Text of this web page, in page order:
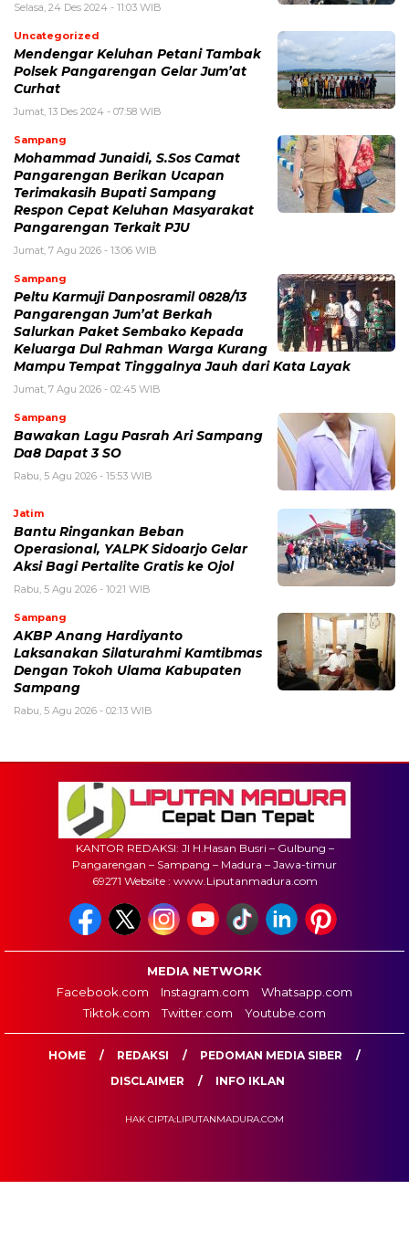
Selasa, 24 Des 2024 - 11:03 WIB
Uncategorized
Mendengar Keluhan Petani Tambak
Polsek Pangarengan Gelar Jum’at
Curhat
Jumat, 13 Des 2024 - 07:58 WIB
Sampang
Mohammad Junaidi, S.Sos Camat
Pangarengan Berikan Ucapan
Terimakasih Bupati Sampang
Respon Cepat Keluhan Masyarakat
Pangarengan Terkait PJU
Jumat, 7 Agu 2026 - 13:06 WIB
Sampang
Peltu Karmuji Danposramil 0828/13
Pangarengan Jum’at Berkah
Salurkan Paket Sembako Kepada
Keluarga Dul Rahman Warga Kurang
Mampu Tempat Tinggalnya Jauh dari Kata Layak
Jumat, 7 Agu 2026 - 02:45 WIB
Sampang
Bawakan Lagu Pasrah Ari Sampang
Da8 Dapat 3 SO
Rabu, 5 Agu 2026 - 15:53 WIB
Jatim
Bantu Ringankan Beban
Operasional, YALPK Sidoarjo Gelar
Aksi Bagi Pertalite Gratis ke Ojol
Rabu, 5 Agu 2026 - 10:21 WIB
Sampang
AKBP Anang Hardiyanto
Laksanakan Silaturahmi Kamtibmas
Dengan Tokoh Ulama Kabupaten
Sampang
Rabu, 5 Agu 2026 - 02:13 WIB
KANTOR REDAKSI: Jl H.Hasan Busri – Gulbung –
Pangarengan – Sampang – Madura – Jawa-timur
69271 Website : www.Liputanmadura.com
MEDIA NETWORK
Facebook.com
Instagram.com
Whatsapp.com
Tiktok.com
Twitter.com Youtube.com
HOME REDAKSI
PEDOMAN MEDIA SIBER
DISCLAIMER
INFO IKLAN
HAK CIPTA:LIPUTANMADURA.COM